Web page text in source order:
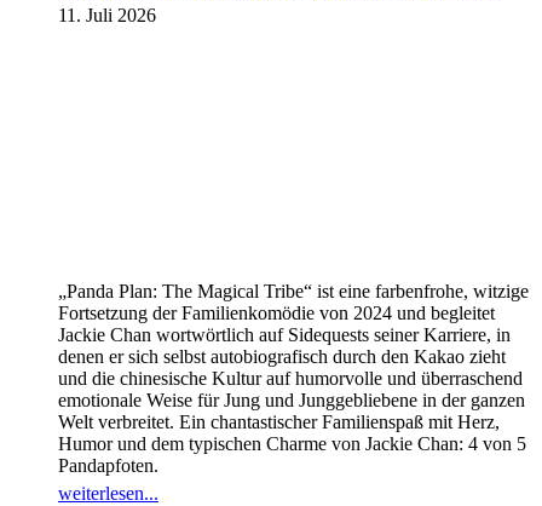
11. Juli 2026
„Panda Plan: The Magical Tribe“ ist eine farbenfrohe, witzige
Fortsetzung der Familienkomödie von 2024 und begleitet
Jackie Chan wortwörtlich auf Sidequests seiner Karriere, in
denen er sich selbst autobiografisch durch den Kakao zieht
und die chinesische Kultur auf humorvolle und überraschend
emotionale Weise für Jung und Junggebliebene in der ganzen
Welt verbreitet. Ein chantastischer Familienspaß mit Herz,
Humor und dem typischen Charme von Jackie Chan: 4 von 5
Pandapfoten.
weiterlesen...